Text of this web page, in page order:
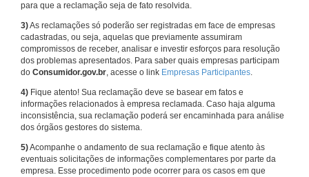
para que a reclamação seja de fato resolvida.
3)As reclamações só poderão ser registradas em face de empresas
cadastradas, ou seja, aquelas que previamente assumiram
compromissos de receber, analisar e investir esforços para resolução
dos problemas apresentados. Para saber quais empresas participam
do Consumidor.gov.br, acesse o link Empresas Participantes.
4) Fique atento! Sua reclamação deve se basear em fatos e
informações relacionados à empresa reclamada. Caso haja alguma
inconsistência, sua reclamação poderá ser encaminhada para análise
dos órgãos gestores do sistema.
5)Acompanhe o andamento de sua reclamação e fique atento às
eventuais solicitações de informações complementares por parte da
empresa. Esse procedimento pode ocorrer para os casos em que